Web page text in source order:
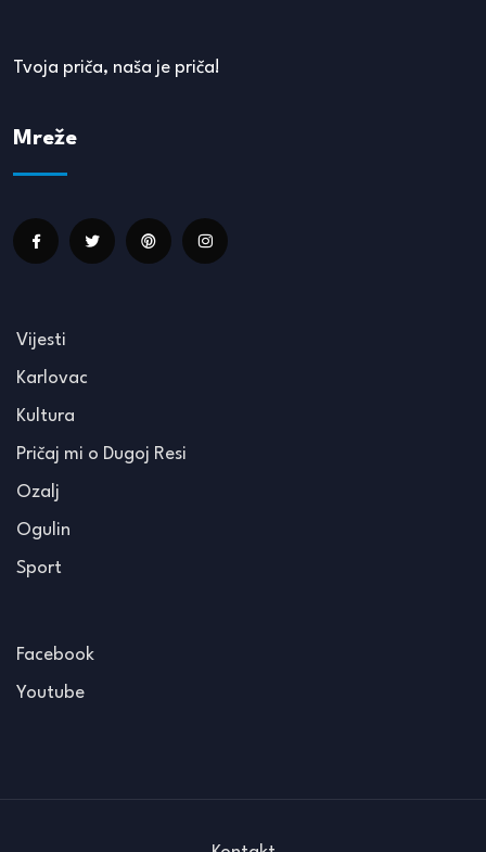
Tvoja priča, naša je priča!
Mreže
Vijesti
Karlovac
Kultura
Pričaj mi o Dugoj Resi
Ozalj
Ogulin
Sport
Facebook
Youtube